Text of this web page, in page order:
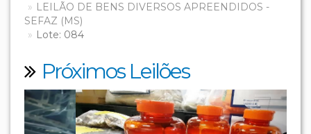
LEILÃO DE BENS DIVERSOS APREENDIDOS -
SEFAZ (MS)
Lote: 084
Próximos Leilões
Previous Next